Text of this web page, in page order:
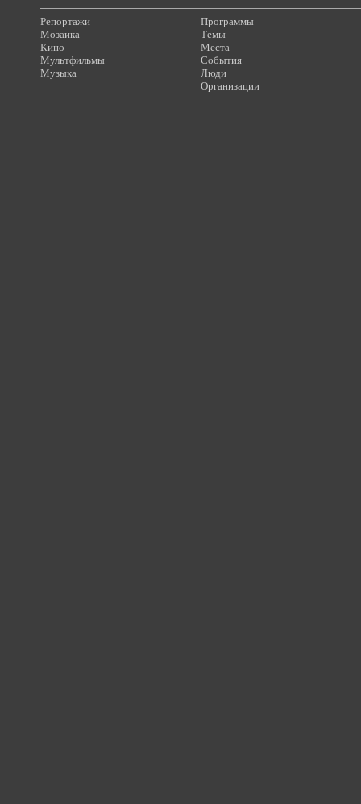
Репортажи
Мозаика
Кино
Мультфильмы
Музыка
Программы
Темы
Места
События
Люди
Организации